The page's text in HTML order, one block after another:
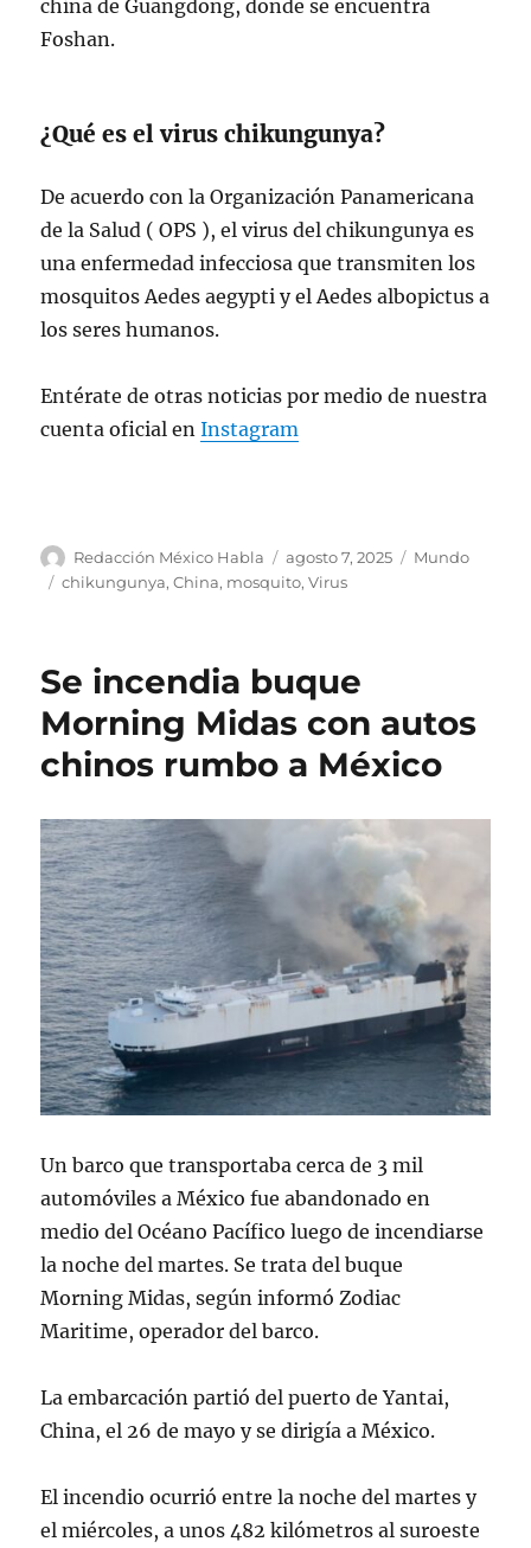
china de Guangdong, donde se encuentra
Foshan.
¿Qué es el virus chikungunya?
De acuerdo con la Organización Panamericana
de la Salud ( OPS ), el virus del chikungunya es
una enfermedad infecciosa que transmiten los
mosquitos Aedes aegypti y el Aedes albopictus a
los seres humanos.
Entérate de otras noticias por medio de nuestra
cuenta oficial enInstagram
A
u
Redacción México Habla
P
u
c
d
o
e
agosto 7, 2025
C
í
a
s
Mundo
E
u
t
a
s
chikungunya,China, mosquito,Virus
Se incendia buque
Morning Midas con autos
chinos rumbo a México
Un barco que transportaba cerca de 3 mil
automóviles a México fue abandonado en
medio del Océano Pacífico luego de incendiarse
la noche del martes. Se trata del buque
Morning Midas, según informó Zodiac
Maritime, operador del barco.
La embarcación partió del puerto de Yantai,
China, el 26 de mayo y se dirigía a México.
El incendio ocurrió entre la noche del martes y
el miércoles, a unos 482 kilómetros al suroeste